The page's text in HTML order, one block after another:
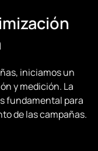
iniciamos un
y medición. La
fundamental para
de las campañas.